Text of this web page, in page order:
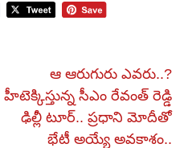
ఆ ఆరుగురు ఎవరు..?
హీటెక్కిస్తున్న సీఎం రేవంత్‌ రెడ్డి
ఢిల్లీ టూర్.. ప్రధాని మోదీతో
భేటీ అయ్యే అవకాశం..